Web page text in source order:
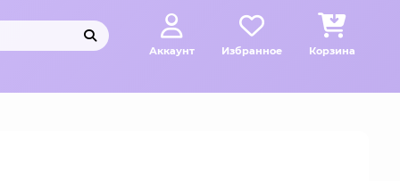
Аккаунт Избранное Корзина